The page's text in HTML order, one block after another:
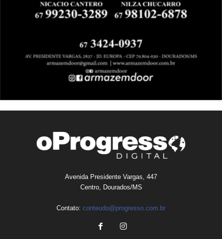
Avenida Presidente Vargas, 447
Centro, Dourados/MS
Contato: conteudo@progresso.com.br